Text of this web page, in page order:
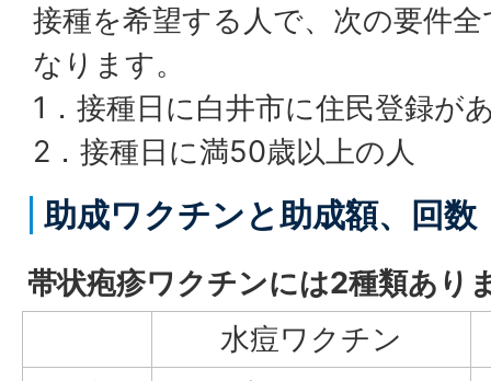
接種を希望する人で、次の要件
なります。
1．接種日に白井市に住民登録が
2．接種日に満50歳以上の人
助成ワクチンと助成額、回数
帯状疱疹ワクチンには2種類あり
水痘ワクチン